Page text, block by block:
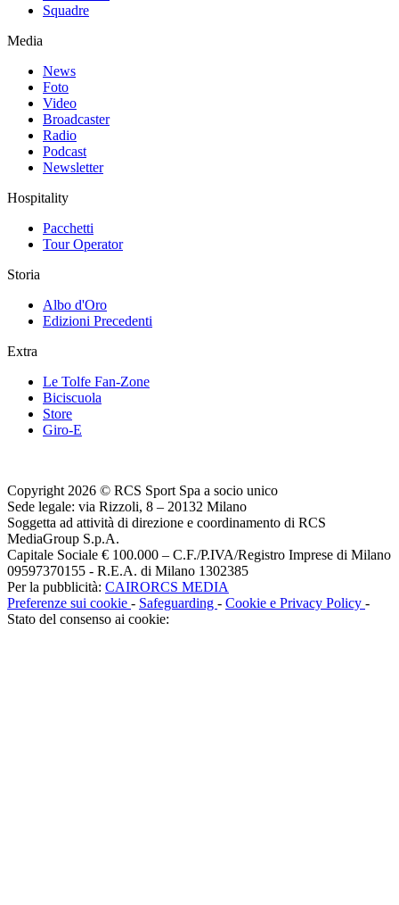
Squadre
Media
News
Foto
Video
Broadcaster
Radio
Podcast
Newsletter
Hospitality
Pacchetti
Tour Operator
Storia
Albo d'Oro
Edizioni Precedenti
Extra
Le Tolfe Fan-Zone
Biciscuola
Store
Giro-E
Copyright 2026 © RCS Sport Spa a socio unico
Sede legale: via Rizzoli, 8 – 20132 Milano
Soggetta ad attività di direzione e coordinamento di RCS
MediaGroup S.p.A.
Capitale Sociale € 100.000 – C.F./P.IVA/Registro Imprese di Milano
09597370155 - R.E.A. di Milano 1302385
Per la pubblicità: CAIRORCS MEDIA
Preferenze sui cookie - Safeguarding - Cookie e Privacy Policy -
Stato del consenso ai cookie: